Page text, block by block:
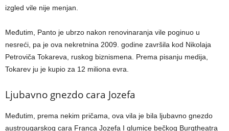
izgled vile nije menjan.
Međutim, Panto je ubrzo nakon renovinaranja vile poginuo u
nesreći, pa je ova nekretnina 2009. godine završila kod Nikolaja
Petroviča Tokareva, ruskog biznismena. Prema pisanju medija,
Tokarev ju je kupio za 12 miliona evra.
Ljubavno gnezdo cara Jozefa
Međutim, prema nekim pričama, ova vila je bila ljubavno gnezdo
austrougarskog cara Franca Jozefa I glumice bečkog Burgtheatra